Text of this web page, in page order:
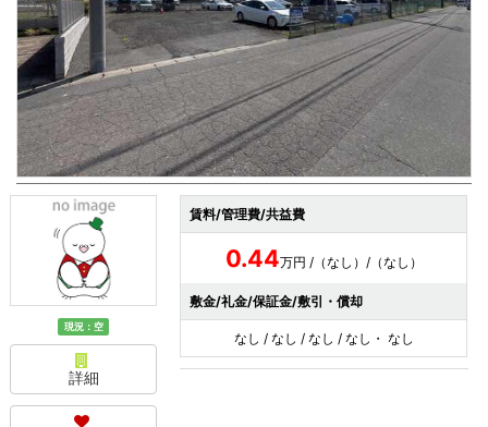
現況：空
詳細
賃料/管理費/共益費
0.44万円 /（なし）/（なし）
敷金/礼金/保証金/敷引・償却
なし / なし / なし / なし・ なし